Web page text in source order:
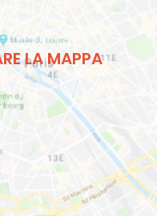
LA MAPPA